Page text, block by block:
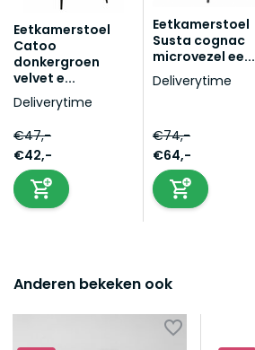
Eetkamerstoel
Catoo
donkergroen
velvet e...
Deliverytime
€47,-
€42,-
Eetkamerstoel
Susta cognac
microvezel ee...
Deliverytime
€74,-
€64,-
Anderen bekeken ook